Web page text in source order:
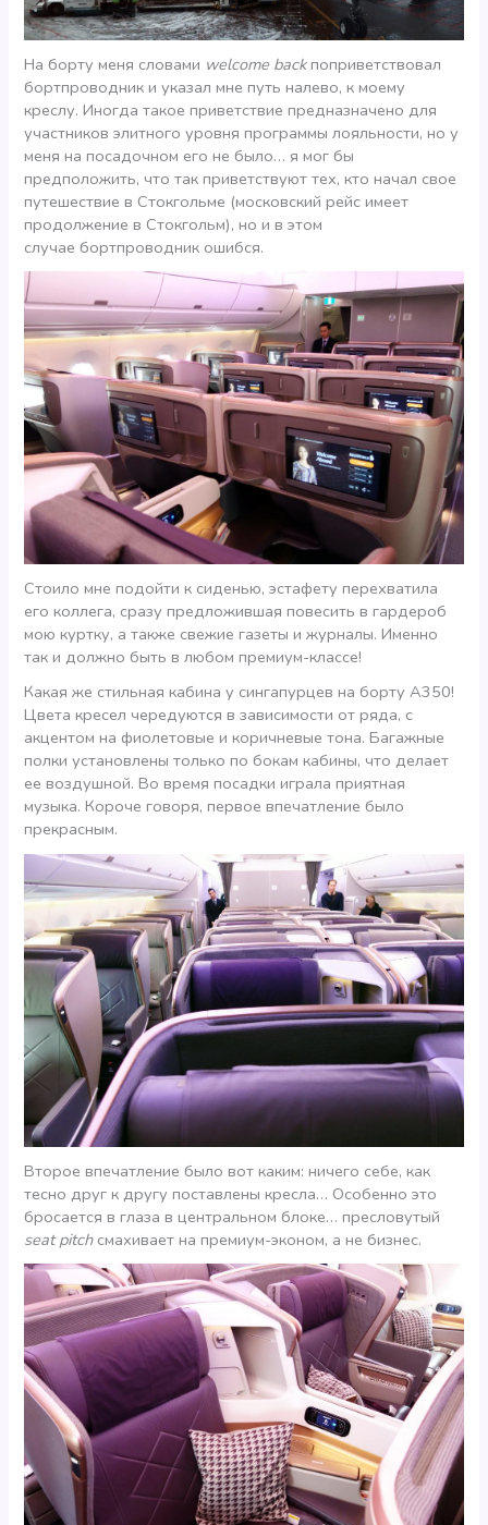
На борту меня словами welcome backпоприветствовал
бортпроводник и указал мне путь налево, к моему
креслу. Иногда такое приветствие предназначено для
участников элитного уровня программы лояльности, но у
меня на посадочном его не было… я мог бы
предположить, что так приветствуют тех, кто начал свое
путешествие в Стокгольме (московский рейс имеет
продолжение в Стокгольм), но и в этом
случае бортпроводник ошибся.
Стоило мне подойти к сиденью, эстафету перехватила
его коллега, сразу предложившая повесить в гардероб
мою куртку, а также свежие газеты и журналы. Именно
так и должно быть в любом премиум-классе!
Какая же стильная кабина у сингапурцев на борту А350!
Цвета кресел чередуются в зависимости от ряда, с
акцентом на фиолетовые и коричневые тона. Багажные
полки установлены только по бокам кабины, что делает
ее воздушной. Во время посадки играла приятная
музыка. Короче говоря, первое впечатление было
прекрасным.
Второе впечатление было вот каким: ничего себе, как
тесно друг к другу поставлены кресла… Особенно это
бросается в глаза в центральном блоке… пресловутый
seat pitchсмахивает на премиум-эконом, а не бизнес.